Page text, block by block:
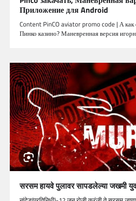
Приложение для Android
Content PinCO aviator promo code | А как
Пинко казино? Маневренная версия
सरसम हायवे पुलावर सापडलेल्या जखमी